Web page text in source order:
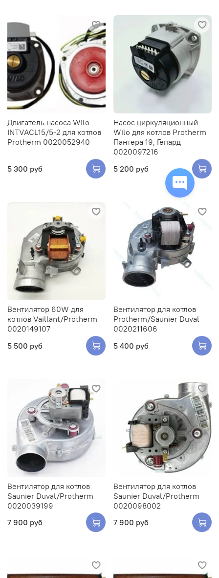
Двигатель насоса Wilo
INTVACL15/5-2 для котлов
Protherm 0020052940
5 300 руб
Насос циркуляционный
Wilo для котлов Protherm
Пантера 19, Гепард
0020097216
5 200 руб
Вентилятор 60W для
котлов Vaillant/Protherm
0020149107
5 500 руб
Вентилятор для котлов
Protherm/Saunier Duval
0020211606
5 400 руб
Вентилятор для котлов
Saunier Duval/Protherm
0020039199
7 900 руб
Вентилятор для котлов
Saunier Duval/Protherm
0020098002
7 900 руб
Заказать оборудование или запчасть
Заполните форму, и мы свяжемся с вами в ближайшее
время. Менеджер ответит на ваши вопросы и поможет
Закрыть